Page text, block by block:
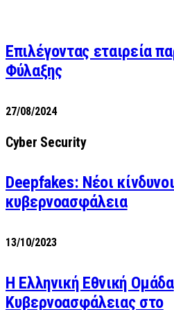
Επιλέγοντας εταιρεία
Φύλαξης
27/08/2024
Cyber Security
Deepfakes: Νέοι
κυβερνοασφάλεια
13/10/2023
Η Ελληνική Εθνική Ομάδα
Κυβερνοασφάλειας στο